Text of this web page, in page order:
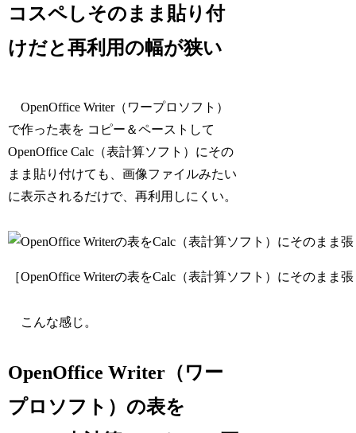
コスペしそのまま貼り付
けだと再利用の幅が狭い
OpenOffice Writer（ワープロソフト）
で作った表を コピー＆ペーストして
OpenOffice Calc（表計算ソフト）にその
まま貼り付けても、画像ファイルみたい
に表示されるだけで、再利用しにくい。
［OpenOffice Writerの表をCalc（表計算ソフト）にそのまま
こんな感じ。
OpenOffice Writer（ワー
プロソフト）の表を